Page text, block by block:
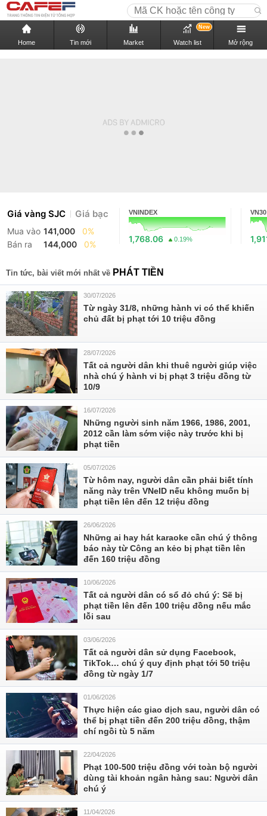
Home Tin mới Market Watch list
New
Mở rộng
Giá vàng SJC Giá bạc
Mua vào 141,000
0%
Bán ra
144,000 0%
VNINDEX
1,768.06 0.19%
VN30
Tin tức, bài viết mới nhất về PHÁT TIỀN
30/07/2026
Từ ngày 31/8, những hành vi có thể khiến
chủ đất bị phạt tới 10 triệu đồng
28/07/2026
Tất cả người dân khi thuê người giúp việc
nhà chú ý hành vi bị phạt 3 triệu đồng từ
10/9
16/07/2026
Những người sinh năm 1966, 1986, 2001,
2012 cần làm sớm việc này trước khi bị
phạt tiền
05/07/2026
Từ hôm nay, người dân cần phải biết tính
năng này trên VNeID nếu không muốn bị
phạt tiền lên đến 12 triệu đồng
26/06/2026
Những ai hay hát karaoke cần chú ý thông
báo này từ Công an kẻo bị phạt tiền lên
đến 160 triệu đồng
10/06/2026
Tất cả người dân có sổ đỏ chú ý: Sẽ bị
phạt tiền lên đến 100 triệu đồng nếu mắc
lỗi sau
03/06/2026
Tất cả người dân sử dụng Facebook,
TikTok… chú ý quy định phạt tới 50 triệu
đồng từ ngày 1/7
01/06/2026
Thực hiện các giao dịch sau, người dân có
thể bị phạt tiền đến 200 triệu đồng, thậm
chí ngồi tù 5 năm
22/04/2026
Phạt 100-500 triệu đồng với toàn bộ người
dùng tài khoản ngân hàng sau: Người dân
chú ý
11/04/2026